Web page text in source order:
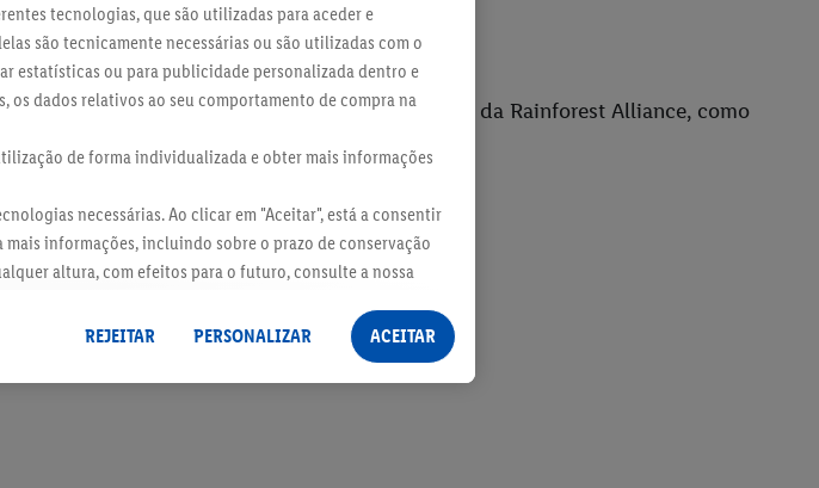
que os produtos proteicos do Lidl têm o selo da Rainforest Alliance, como
e a bebida com proteína Milbona.
tecnologias, que são utilizadas para aceder e
são tecnicamente necessárias ou são utilizadas com o
estatísticas ou para publicidade personalizada dentro e
os dados relativos ao seu comportamento de compra na
de forma individualizada e obter mais informações
necessárias. Ao clicar em "Aceitar", está a consentir
informações, incluindo sobre o prazo de conservação
altura, com efeitos para o futuro, consulte a nossa
REJEITAR
PERSONALIZAR ACEITAR